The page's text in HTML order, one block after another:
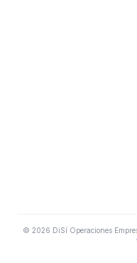
© 2026 DiSí Operaciones